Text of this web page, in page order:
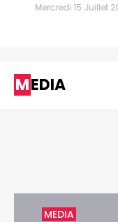
Mercredi 15 Juillet
MEDIA
MEDIA